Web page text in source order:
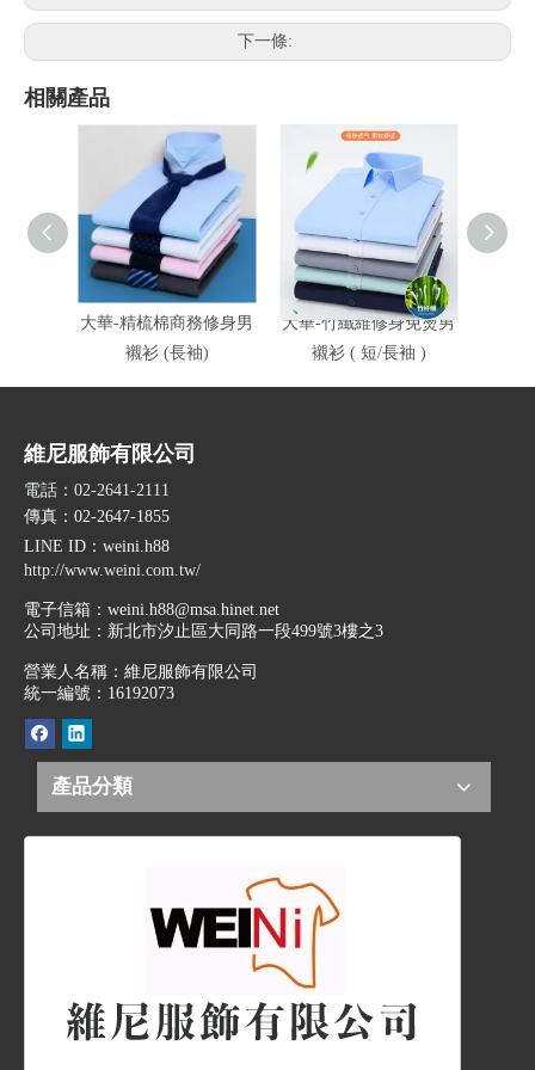
下一條:
相關產品
大華-精梳棉商務修身男
襯衫 (長袖)
大華-竹纖維修身免燙男
襯衫 ( 短/長袖 )
維尼服飾有限公司
電話：02-2641-2111
傳真：02-2647-1855
LINE ID ：weini.h88
http://www.weini.com.tw/
電子信箱： weini.h88@msa.hinet.net
公司地址： 新北市汐止區大同路一段499號3樓之3
營業人名稱：維尼服飾有限公司
統一編號：16192073
產品分類